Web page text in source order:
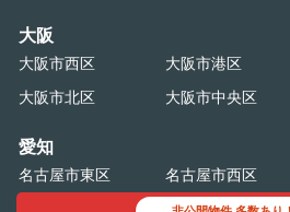
大阪
大阪市西区 大阪市港区
大阪市北区
大阪市中央区
愛知
名古屋市東区 名古屋市西区